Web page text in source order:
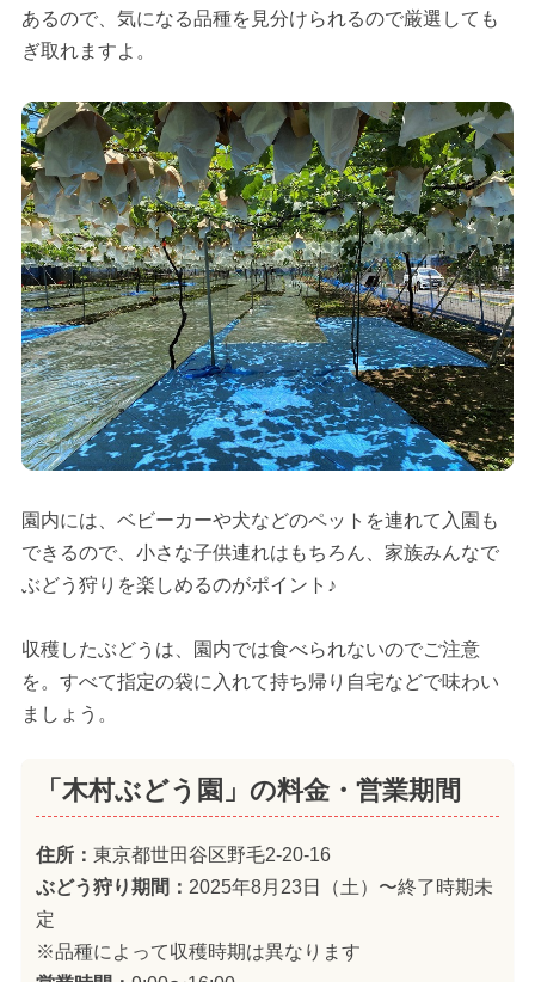
あるので、気になる品種を見分けられるので厳選しても
ぎ取れますよ。
園内には、ベビーカーや犬などのペットを連れて入園も
できるので、小さな子供連れはもちろん、家族みんなで
ぶどう狩りを楽しめるのがポイント♪
収穫したぶどうは、園内では食べられないのでご注意
を。すべて指定の袋に入れて持ち帰り自宅などで味わい
ましょう。
「木村ぶどう園」の料金・営業期間
住所： 東京都世田谷区野毛2-20-16
ぶどう狩り期間： 2025年8月23日（土）〜終了時期未
定
※品種によって収穫時期は異なります